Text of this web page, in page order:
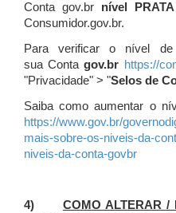
Conta gov.br nível
Consumidor.gov.br.
Para verificar o nível
sua Contagov.br https://
"Privacidade" > "Selos de
Saiba como aumentar o
https://www.gov.br/
mais-sobre-os-niveis-da-
niveis-da-conta-govbr
4) COMO ALTERAR /